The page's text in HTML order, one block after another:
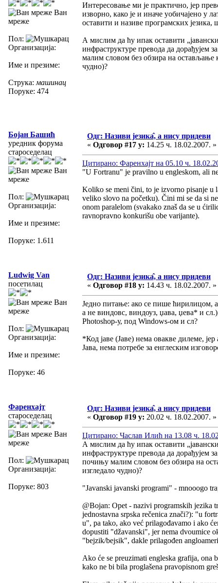
Ван
мреже
Пол:
Организација:
Име и презиме:
Струка: машинац
Поруке: 474
Интересовање ми је практично, јер
изворно, како је и иначе уобичајено у
оставити и називе програмских
А мислим да ћу ипак оставити
инфраструктуре превода да дорађујем
малим словом без обзира на
чудно)?
Бојан Башић
уредник форума
староседелац
Ван
мреже
Пол:
Организација:
Име и презиме:
Поруке: 1.611
Одг: Називи језика̂, а нису придеви
« Одговор #17 у: 14.25 ч. 18.02.2007. »
Цитирано: Фаренхајт на 05.10 ч.
"U Fortranu" je pravilno u engleskom, ali
Koliko se meni čini, to je izvorno pisanje u
veliko slovo na početku). Čini mi se da si
onom paralelom (svakako znaš da se u
ravnopravno konkurišu obe varijante).
Ludwig Van
посетилац
Ван
мреже
Пол:
Организација:
Име и презиме:
Поруке: 46
Одг: Називи језика̂, а нису придеви
« Одговор #18 у: 14.43 ч. 18.02.2007. »
Једно питање: ако се пише ћирилицом,
а не виндовс, виндоуз, џава, џева* и
Photoshop-у, под Windows-ом и сл?
*Код јаве (Јаве) нема овакве дилеме,
Јава, нема потребе за енглеским
Фаренхајт
староседелац
Ван
мреже
Пол:
Организација:
Поруке: 803
Одг: Називи језика̂, а нису придеви
« Одговор #19 у: 20.02 ч. 18.02.2007. »
Цитирано: Часлав Илић на 13.08 ч.
А мислим да ћу ипак оставити
инфраструктуре превода да дорађујем
почињу малим словом без обзира на
изгледало чудно)?
"Javanski javanski programi" - mnooogo
@Bojan: Opet - nazivi programskih jezika
jednostavna srpska rečenica znači?): "u
u", pa tako, ako već prilagođavamo i ako
dopustiti "džavanski", jer nema dvoumice
"bejzik/bejsik", dakle prilagođen
Ako će se preuzimati engleska grafija,
kako ne bi bila proglašena pravopisnom